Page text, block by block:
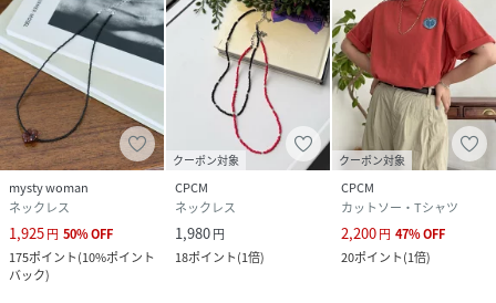
mysty woman
ネックレス
1,925円 50%OFF
175ポイント(10%ポイント
バック)
クーポン対象
CPCM
ネックレス
1,980円
18ポイント(1倍)
クーポン対象
CPCM
カットソー・Tシャツ
2,200円 47%OFF
20ポイント(1倍)